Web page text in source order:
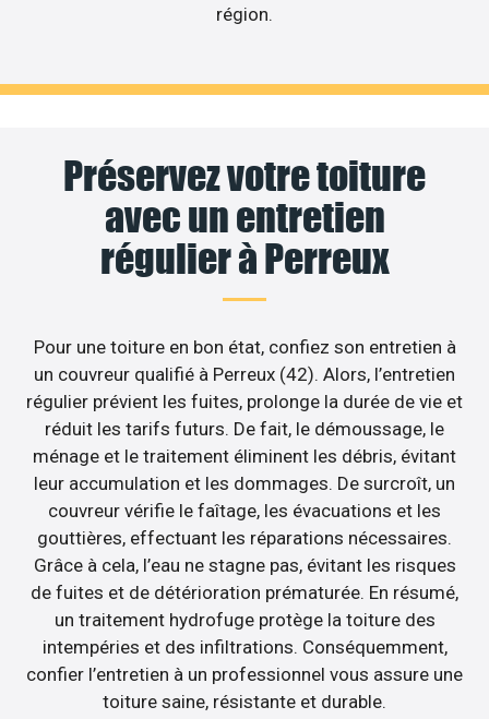
région.
Préservez votre toiture
avec un entretien
régulier à Perreux
Pour une toiture en bon état, confiez son entretien à
un couvreur qualifié à Perreux (42). Alors, l’entretien
régulier prévient les fuites, prolonge la durée de vie et
réduit les tarifs futurs. De fait, le démoussage, le
ménage et le traitement éliminent les débris, évitant
leur accumulation et les dommages. De surcroît, un
couvreur vérifie le faîtage, les évacuations et les
gouttières, effectuant les réparations nécessaires.
Grâce à cela, l’eau ne stagne pas, évitant les risques
de fuites et de détérioration prématurée. En résumé,
un traitement hydrofuge protège la toiture des
intempéries et des infiltrations. Conséquemment,
confier l’entretien à un professionnel vous assure une
toiture saine, résistante et durable.